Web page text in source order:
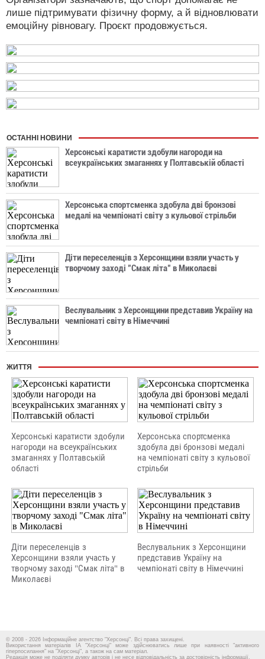
лише підтримувати фізичну форму, а й відновлювати
емоційну рівновагу. Проєкт продовжується.
ОСТАННІ НОВИНИ
Херсонські каратисти здобули нагороди на
всеукраїнських змаганнях у Полтавській області
Херсонська спортсменка здобула дві бронзові
медалі на чемпіонаті світу з кульової стрільби
Діти переселенців з Херсонщини взяли участь у
творчому заході "Смак літа" в Миколаєві
Веслувальник з Херсонщини представив Україну на
чемпіонаті світу в Німеччині
ЖИТТЯ
Херсонські каратисти здобули
нагороди на всеукраїнських
змаганнях у Полтавській
області
Херсонська спортсменка
здобула дві бронзові медалі
на чемпіонаті світу з кульової
стрільби
Діти переселенців з
Херсонщини взяли участь у
творчому заході "Смак літа" в
Миколаєві
Веслувальник з Херсонщини
представив Україну на
чемпіонаті світу в Німеччині
© 2008 - 2026 Інформаційне агентство "Херсонці". Всі права захищені.
Використання матеріалів ІА "Херсонці" може здійснюватись лише при наявності "активного
гіперпосилання" на "Херсонці", а також на сам матеріал.
Редакція може не поділяти думку авторів і не несе відповідальність за достовірність інформації.